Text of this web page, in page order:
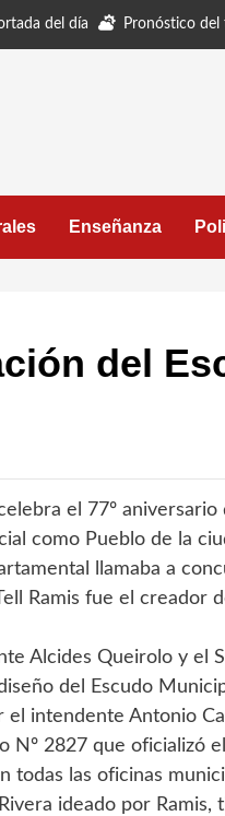
del día Pronóstico del
Enseñanza
del
el 77º
como Pueblo de la
llamaba a
Ramis fue el creador
Alcides Queirolo y el
del Escudo
intendente Antonio
Nº 2827 que oficializó
todas las oficinas
ideado por Ramis,